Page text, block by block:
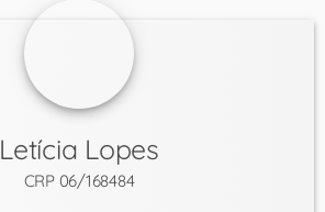
Letícia Lopes
CRP 06/168484